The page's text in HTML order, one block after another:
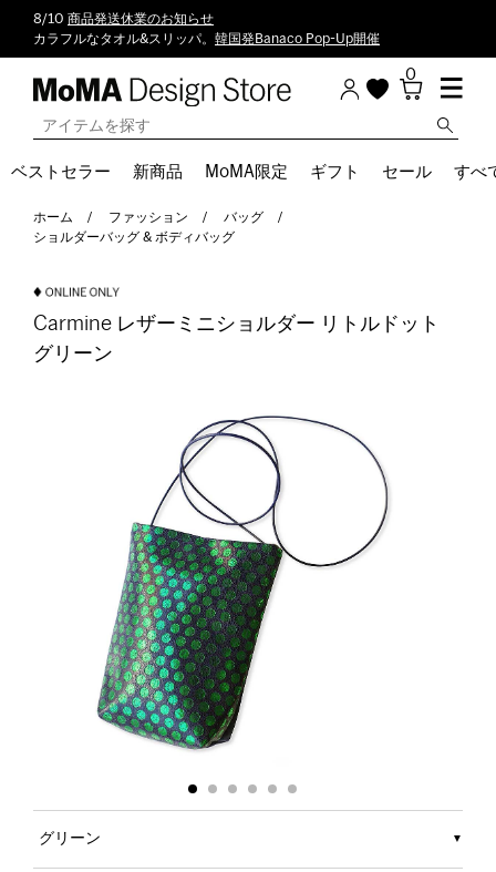
8/10 商品発送休業のお知らせ
カラフルなタオル&スリッパ。 韓国発Banaco Pop-Up開催
0
ベストセラー 新商品 MoMA限定 ギフト セール すべ
ホーム ファッション
バッグ
ショルダーバッグ & ボディバッグ
Carmine レザーミニショルダー リトルドット
グリーン
グリーン